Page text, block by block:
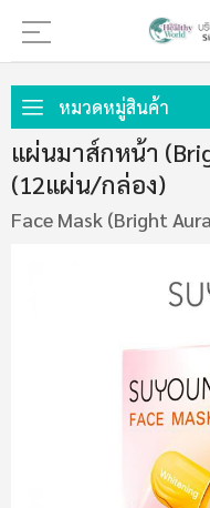
ไป
ที่
เนื้อหา
หมวดหมู่สินค้า
แผ่นมาส์กหน้า
(12แผ่น/กล่อง)
Face Mask (Bright